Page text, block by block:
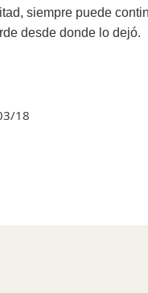
siempre puede
desde donde lo dejó.
18